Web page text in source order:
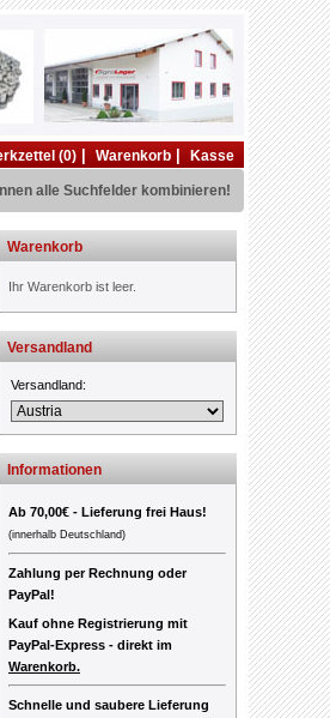
(0) Warenkorb Kasse
alle Suchfelder kombinieren!
Warenkorb
Ihr Warenkorb ist leer.
Versandland
Versandland:
Informationen
Ab 70,00€ - Lieferung frei Haus!
(innerhalb Deutschland)
Zahlung per Rechnung oder
PayPal!
Kauf ohne Registrierung mit
PayPal-Express - direkt im
Warenkorb.
Schnelle und saubere Lieferung